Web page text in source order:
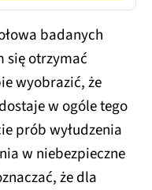
badanych
się otrzymać
wyobrazić, że
w ogóle tego
prób wyłudzenia
w niebezpieczne
że dla